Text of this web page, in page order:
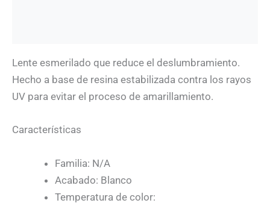
Lente esmerilado que reduce el deslumbramiento.
Hecho a base de resina estabilizada contra los rayos
UV para evitar el proceso de amarillamiento.
Características
Familia: N/A
Acabado: Blanco
Temperatura de color: